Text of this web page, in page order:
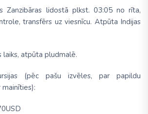
Zanzibāras lidostā plkst. 03:05 no rīta,
transfērs uz viesnīcu. Atpūta Indijas
laiks, atpūta pludmalē.
(pēc pašu izvēles, par papildu
mainīties):